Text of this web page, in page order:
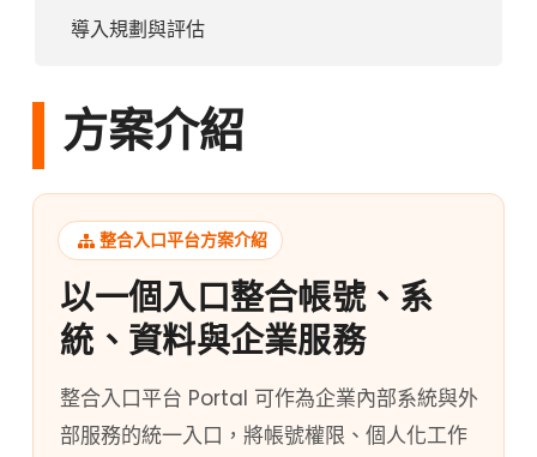
導入規劃與評估
方案介紹
整合入口平台方案介紹
以一個入口整合帳號、系
統、資料與企業服務
整合入口平台 Portal 可作為企業內部系統與外
部服務的統一入口，將帳號權限、個人化工作